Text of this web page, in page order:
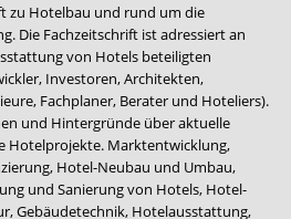
zu Hotelbau und rund um die
Die Fachzeitschrift ist adressiert an
von Hotels beteiligten
Investoren, Architekten,
Fachplaner, Berater und Hoteliers).
und Hintergründe über aktuelle
Hotelprojekte. Marktentwicklung,
Hotel-Neubau und Umbau,
und Sanierung von Hotels, Hotel-
Gebäudetechnik, Hotelausstattung,